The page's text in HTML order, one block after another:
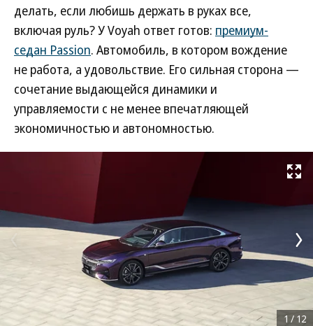
делать, если любишь держать в руках все,
включая руль? У Voyah ответ готов: премиум-
седан Passion. Автомобиль, в котором вождение
не работа, а удовольствие. Его сильная сторона —
сочетание выдающейся динамики и
управляемости с не менее впечатляющей
экономичностью и автономностью.
Развернуть
1 / 12